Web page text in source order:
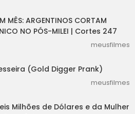
MÊS: ARGENTINOS CORTAM
NO PÓS-MILEI | Cortes 247
meusfilmes
(Gold Digger Prank)
meusfilmes
Milhões de Dólares e da Mulher